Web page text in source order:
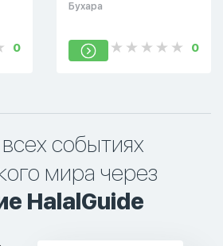
0
Бухара
0
событиях
мира через
HalalGuide